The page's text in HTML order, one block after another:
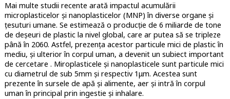
Mai multe studii recente arată impactul acumulării
microplasticelor și nanoplasticelor (MNP) în diverse organe și
țesuturi umane. Se estimează o producție de 6 miliarde de tone
de deșeuri de plastic la nivel global, care ar putea să se tripleze
până în 2060. Astfel, prezența acestor particule mici de plastic în
mediu, și ulterior în corpul uman, a devenit un subiect important
de cercetare . Miroplasticele și nanoplasticele sunt particule mici
cu diametrul de sub 5mm și respectiv 1μm. Acestea sunt
prezente în sursele de apă și alimente, aer și intră în corpul
uman în principal prin ingestie și inhalare.